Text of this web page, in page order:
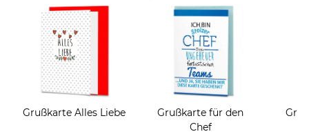
Grußkarte Alles Liebe
Grußkarte für den
Chef